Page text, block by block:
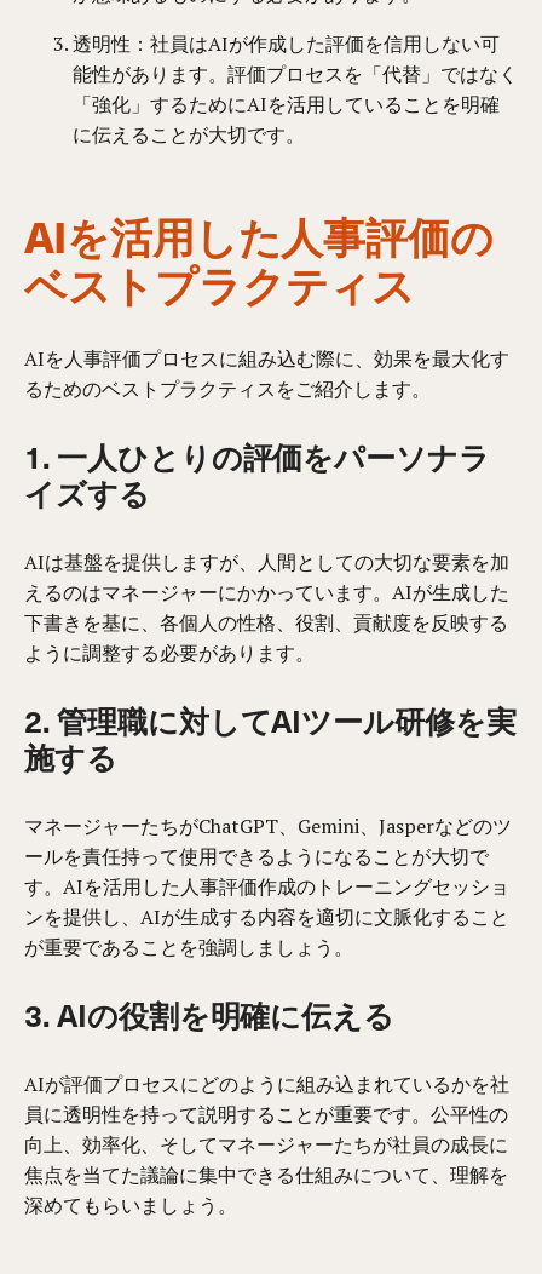
透明性：社員はAIが作成した評価を信用しない可
能性があります。評価プロセスを「代替」ではなく
「強化」するためにAIを活用していることを明確
に伝えることが大切です。
AIを活用した人事評価の
ベストプラクティス
AIを人事評価プロセスに組み込む際に、効果を最大化す
るためのベストプラクティスをご紹介します。
1. 一人ひとりの評価をパーソナラ
イズする
AIは基盤を提供しますが、人間としての大切な要素を加
えるのはマネージャーにかかっています。AIが生成した
下書きを基に、各個人の性格、役割、貢献度を反映する
ように調整する必要があります。
2. 管理職に対してAIツール研修を実
施する
マネージャーたちがChatGPT、Gemini、Jasperなどのツ
ールを責任持って使用できるようになることが大切で
す。AIを活用した人事評価作成のトレーニングセッショ
ンを提供し、AIが生成する内容を適切に文脈化すること
が重要であることを強調しましょう。
3. AIの役割を明確に伝える
AIが評価プロセスにどのように組み込まれているかを社
員に透明性を持って説明することが重要です。公平性の
向上、効率化、そしてマネージャーたちが社員の成長に
焦点を当てた議論に集中できる仕組みについて、理解を
深めてもらいましょう。